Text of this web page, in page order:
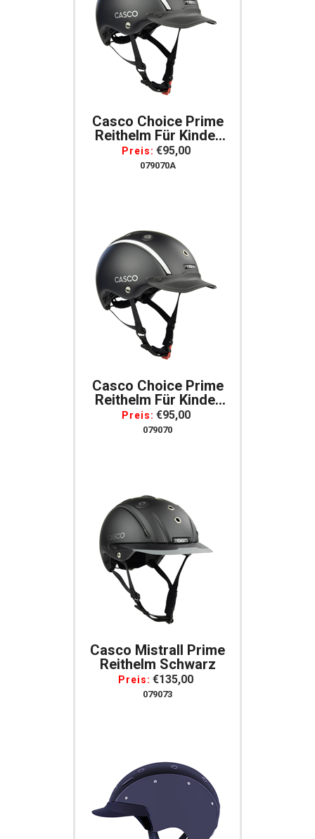
Casco Choice Prime
Reithelm Für Kinder
Gr. S = 52-56 Schwarz
Preis: €95,00
079070A
Casco Choice Prime
Reithelm Für Kinder
Gr. XS = 50-52
Schwarz
Preis: €95,00
079070
Casco Mistrall Prime
Reithelm Schwarz
Preis: €135,00
079073